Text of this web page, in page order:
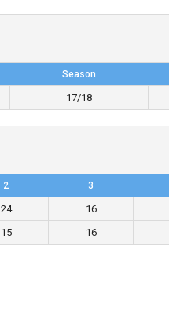
Season
17/18
2 3
24 16
15 16